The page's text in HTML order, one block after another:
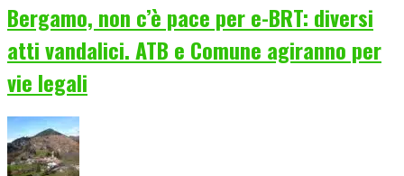
Bergamo, non c’è pace per e-BRT: diversi
atti vandalici. ATB e Comune agiranno per
vie legali